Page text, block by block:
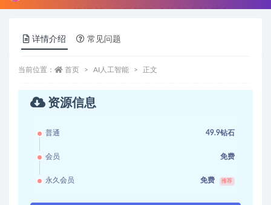
详情介绍 常见问题
当前位置： 首页 AI人工智能 正文
资源信息
普通 49.9钻石
会员 免费
永久会员 免费 推荐